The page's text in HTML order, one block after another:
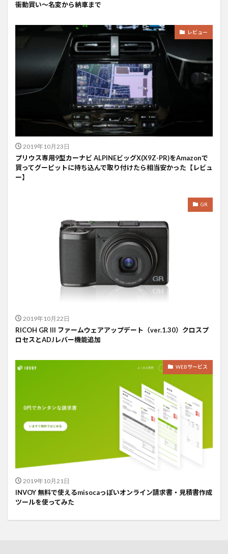
衝動買い〜名変から納車まで
レビュー
2019年10月23日
プリウス専用9型カーナビ ALPINEビッグX(X9Z-PR)をAmazonで
買ってグーピットに持ち込んで取り付けたら相当安かった【レビュ
ー】
GR
2019年10月22日
RICOH GR III ファームウェアアップデート（ver.1.30）クロスプ
ロセスとADJレバー機能追加
WEBサービス
2019年10月21日
INVOY 無料で使えるmisocaっぽいオンライン請求書・見積書作成
ツールを使ってみた